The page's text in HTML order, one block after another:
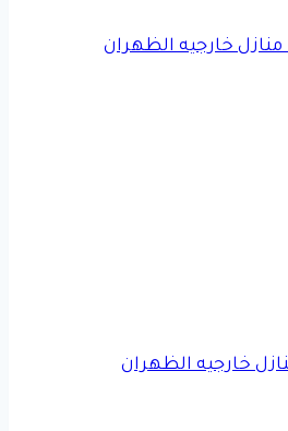
خارجيه الظهران